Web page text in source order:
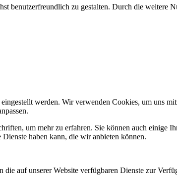
benutzerfreundlich zu gestalten. Durch die weitere
werden. Wir verwenden Cookies, um uns
um mehr zu erfahren. Sie können auch
haben kann, die wir anbieten können.
auf unserer Website verfügbaren Dienste zur